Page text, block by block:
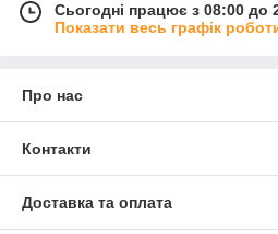
Сьогодні працює з 08:00 до
Показати весь графік
Про нас
Контакти
Доставка та оплата